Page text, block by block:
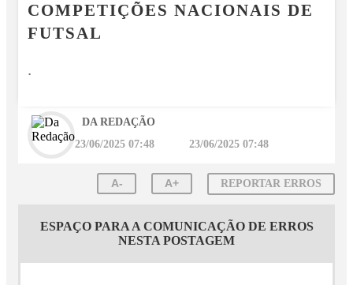
COMPETIÇÕES NACIONAIS DE
FUTSAL
.
DA REDAÇÃO
23/06/2025 07:48 23/06/2025 07:48
A- A+ REPORTAR ERROS
ESPAÇO PARA A COMUNICAÇÃO DE ERROS
NESTA POSTAGEM